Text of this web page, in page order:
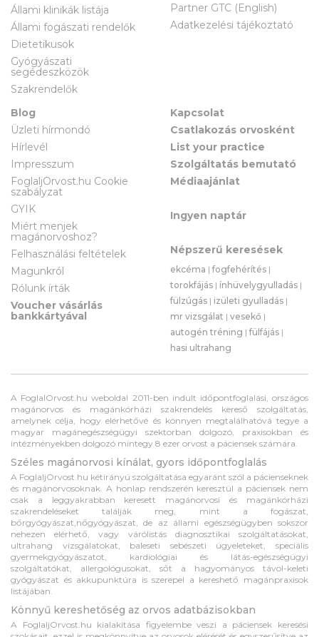
Állami klinikák listája
Állami fogászati rendelők
Dietetikusok
Gyógyászati
segédeszközök
Szakrendelők
Partner GTC (English)
Adatkezelési tájékoztató
Blog
Üzleti hírmondó
Hírlevél
Impresszum
FoglaljOrvost.hu Cookie
szabályzat
GYIK
Miért menjek
magánorvoshoz?
Felhasználási feltételek
Magunkról
Rólunk írták
Voucher vásárlás
bankkártyával
Kapcsolat
Csatlakozás orvosként
List your practice
Szolgáltatás bemutató
Médiaajánlat
Ingyen naptár
Népszerű keresések
ekcéma |fogfehérítés |
torokfájás | ínhüvelygyulladás |
fülzúgás | izületi gyulladás |
mr vizsgálat | vesekő |
autogén tréning |fülfájás |
hasi ultrahang
A FoglalOrvost.hu weboldal 2011-ben indult időpontfoglalási, országos
magánorvos és magánkórházi szakrendelés kereső szolgáltatás,
amelynek célja, hogy elérhetővé és könnyen megtalálhatóvá tegye a
magyar magánegészségügyi szektorban dolgozó, praxisokban és
intézményekben dolgozó mintegy 8 ezer orvost a páciensek számára.
Széles magánorvosi kínálat, gyors időpontfoglalás
A FoglaljOrvost.hu kétirányú szolgáltatása egyaránt szól a pácienseknek
és magánorvosoknak. A honlap rendszerén keresztül a páciensek nem
csak a leggyakrabban keresett magánorvosi és magánkórházi
szakrendeléseket találják meg, mint a fogászat,
bőrgyógyászat,nőgyógyászat, de az állami egészségügyben sokszor
nehezen elérhető, vagy várólistás diagnosztikai szolgáltatásokat,
ultrahang vizsgálatokat, baleseti sebészeti ügyeleteket, speciális
gyermekgyógyászatot, kardiológiai és látás-egészségügyi
szolgáltatókat, allergológusokat, sőt a hagyományos távol-keleti
gyógyászat és akkupunktúra is szerepel a kereshető magánpraxisok
listájában.
Könnyű kereshetőség az orvos adatbázisokban
A FoglaljOrvost.hu kialakítása figyelembe veszi a páciensek keresési